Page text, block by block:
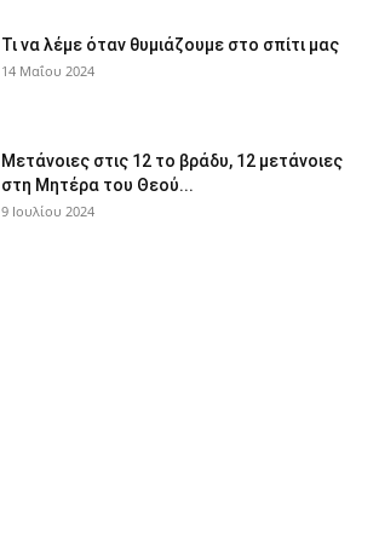
Τι να λέμε όταν θυμιάζουμε στο σπίτι μας
14 Μαΐου 2024
Μετάνοιες στις 12 το βράδυ, 12 μετάνοιες
στη Μητέρα του Θεού...
9 Ιουλίου 2024